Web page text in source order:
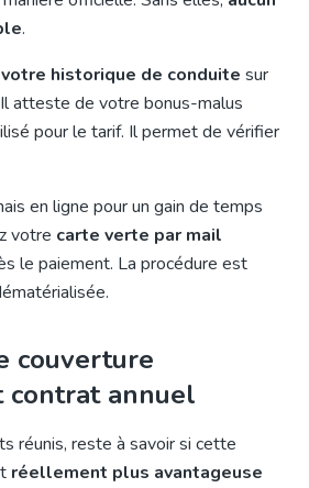
.
historique de conduite sur
atteste de votre bonus-malus
pour le tarif. Il permet de vérifier
en ligne pour un gain de temps
votre carte verte par mail
le paiement. La procédure est
couverture
annuel
réunis, reste à savoir si cette
réellement plus avantageuse